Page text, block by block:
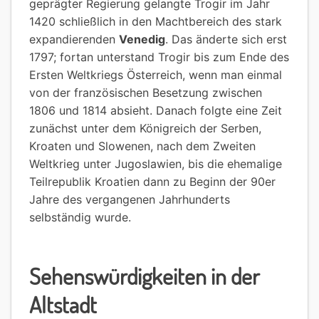
geprägter Regierung gelangte Trogir im Jahr
1420 schließlich in den Machtbereich des stark
expandierenden Venedig. Das änderte sich erst
1797; fortan unterstand Trogir bis zum Ende des
Ersten Weltkriegs Österreich, wenn man einmal
von der französischen Besetzung zwischen
1806 und 1814 absieht. Danach folgte eine Zeit
zunächst unter dem Königreich der Serben,
Kroaten und Slowenen, nach dem Zweiten
Weltkrieg unter Jugoslawien, bis die ehemalige
Teilrepublik Kroatien dann zu Beginn der 90er
Jahre des vergangenen Jahrhunderts
selbständig wurde.
Sehenswürdigkeiten in der
Altstadt